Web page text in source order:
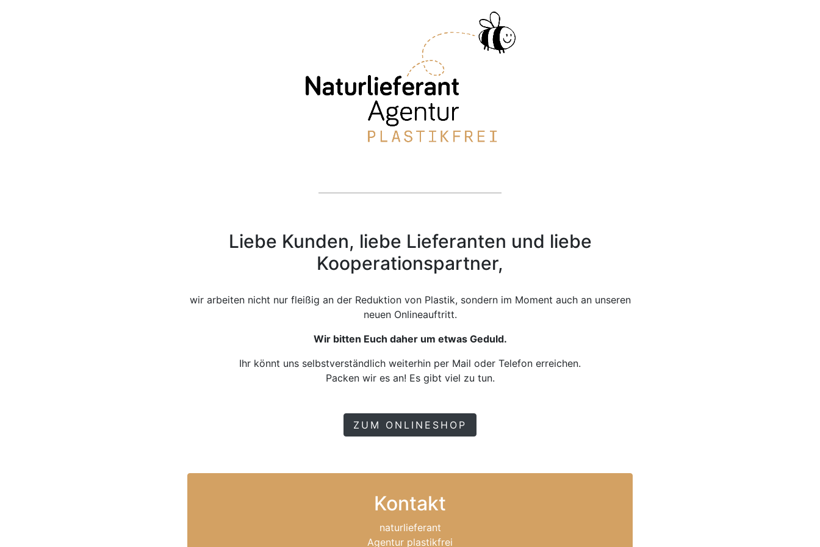
Liebe Kunden, liebe Lieferanten und liebe
Kooperationspartner,
wir arbeiten nicht nur fleißig an der Reduktion von Plastik, sondern im Moment auch an unseren
neuen Onlineauftritt.
Wir bitten Euch daher um etwas Geduld.
Ihr könnt uns selbstverständlich weiterhin per Mail oder Telefon erreichen.
Packen wir es an! Es gibt viel zu tun.
ZUM ONLINESHOP
Kontakt
naturlieferant
Agentur plastikfrei